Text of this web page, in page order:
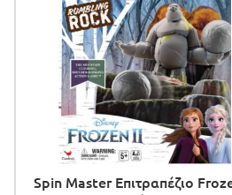
Spin Master Επιτραπέζιο